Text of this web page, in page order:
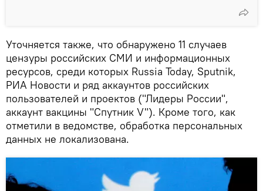
Уточняется также, что обнаружено 11 случаев
цензуры российских СМИ и информационных
ресурсов, среди которых Russia Today, Sputnik,
РИА Новости и ряд аккаунтов российских
пользователей и проектов ("Лидеры России",
аккаунт вакцины "Спутник V"). Кроме того, как
отметили в ведомстве, обработка персональных
данных не локализована.